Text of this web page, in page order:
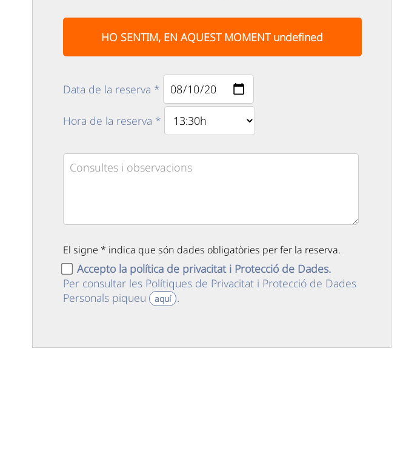
HO SENTIM, EN AQUEST MOMENT undefined
Data de la reserva *
Hora de la reserva *
El signe * indica que són dades obligatòries per fer la reserva.
Accepto la política de privacitat i Protecció de Dades.
Per consultar les Polítiques de Privacitat i Protecció de Dades
Personals piqueu
aquí .